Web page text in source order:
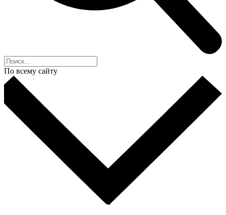
По всему сайту